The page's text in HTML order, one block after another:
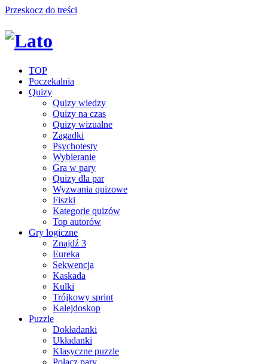
Przeskocz do treści
TOP
Poczekalnia
Quizy
Quizy wiedzy
Quizy na czas
Quizy wizualne
Zagadki
Psychotesty
Wybieranie
Gra w pary
Quizy dla par
Wyzwania quizowe
Fiszki
Kategorie quizów
Top autorów
Gry logiczne
Znajdź 3
Eureka
Sekwencja
Kaskada
Kulki
Trójkowy sprint
Kalejdoskop
Puzzle
Dokładanki
Układanki
Klasyczne puzzle
Połącz pary